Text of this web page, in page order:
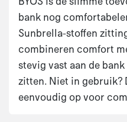
bank nog
Sunbrella-stoffen
combineren comfort
stevig vast aan de
zitten. Niet in gebruik?
eenvoudig op voor